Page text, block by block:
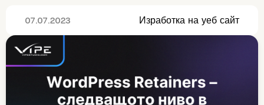
07.07.2023 Изработка на уеб сайт